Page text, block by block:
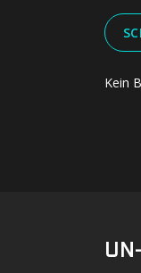
Kein